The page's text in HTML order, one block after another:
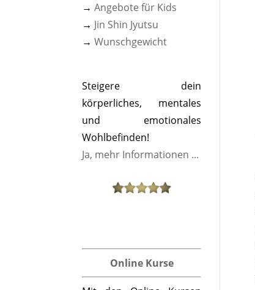
→Angebote für Kids
→ Jin Shin Jyutsu
→Wunschgewicht
Steigere dein
körperliches, mentales
und emotionales
Wohlbefinden!
Ja, mehr Informationen ...
Online Kurse